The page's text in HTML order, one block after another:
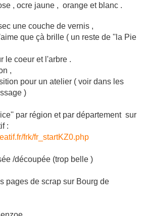
, ocre jaune , orange et blanc .
une couche de vernis ,
que çà brille ( un reste de ''la Pie
le coeur et l'arbre .
,
pour un atelier ( voir dans les
)
par région et par département sur
:
frk/fr_startKZ0.php
/découpée (trop belle )
pages de scrap sur Bourg de